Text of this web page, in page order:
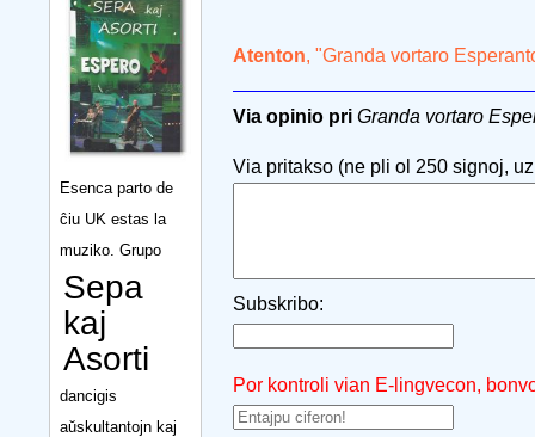
Esenca parto de
ĉiu UK estas la
muziko. Grupo
Sepa
kaj
Asorti
dancigis
aŭskultantojn kaj
Atenton, "Granda vortaro
Via opinio pri Granda vortaro
Via pritakso (ne pli ol 250 signoj,
Subskribo:
Por kontroli vian E-lingvecon,